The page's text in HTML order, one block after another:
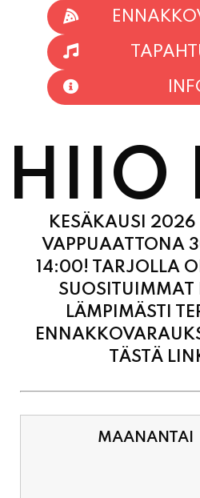
HIIO
KESÄKAUSI 2026
VAPPUAATTONA
14:00! TARJOLLA
SUOSITUIMMAT
LÄMPIMÄSTI
TÄSTÄ
MAANANTAI